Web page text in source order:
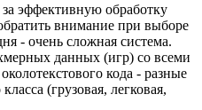
эффективную обработку
внимание при выборе
- очень сложная система.
данных (игр) со всеми
кода - разные
(грузовая, легковая,